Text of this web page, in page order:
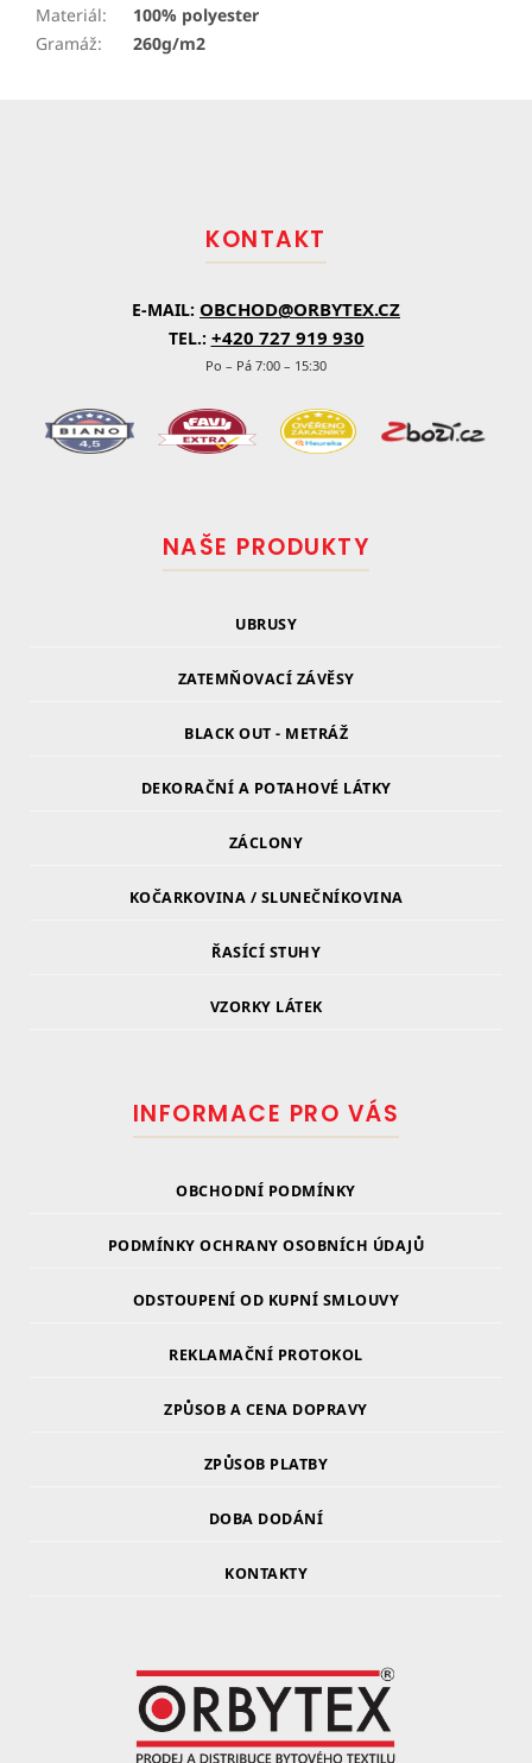
Materiál:
100% polyester
Gramáž: 260g/m2
KONTAKT
E-MAIL: OBCHOD@ORBYTEX.CZ
TEL.: +420 727 919 930
Po – Pá 7:00 – 15:30
NAŠE PRODUKTY
UBRUSY
ZATEMŇOVACÍ ZÁVĚSY
BLACK OUT - METRÁŽ
DEKORAČNÍ A POTAHOVÉ LÁTKY
ZÁCLONY
KOČARKOVINA / SLUNEČNÍKOVINA
ŘASÍCÍ STUHY
VZORKY LÁTEK
INFORMACE PRO VÁS
OBCHODNÍ PODMÍNKY
PODMÍNKY OCHRANY OSOBNÍCH ÚDAJŮ
ODSTOUPENÍ OD KUPNÍ SMLOUVY
REKLAMAČNÍ PROTOKOL
ZPŮSOB A CENA DOPRAVY
ZPŮSOB PLATBY
DOBA DODÁNÍ
KONTAKTY